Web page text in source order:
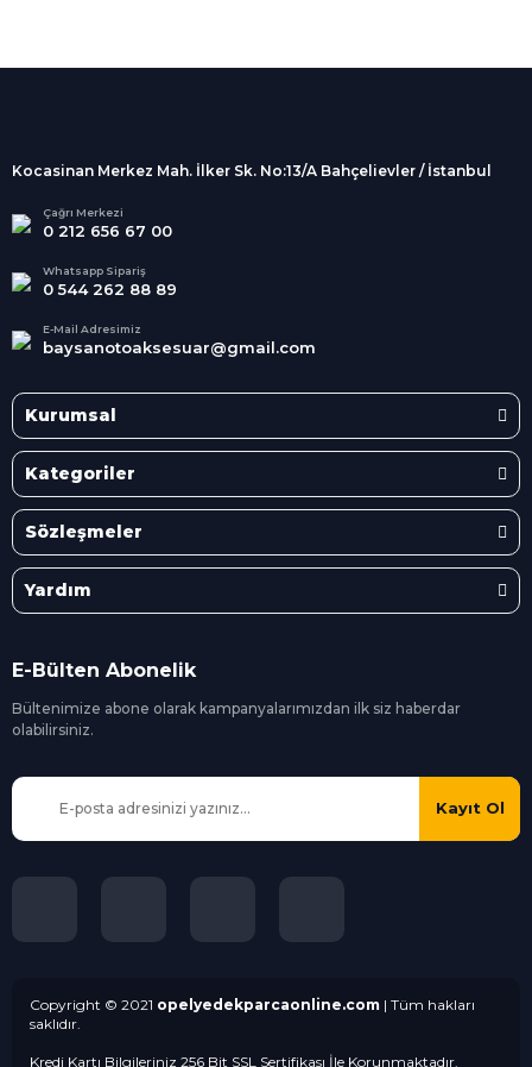
Alışveriş
kargolanmaktadır.
Tüm Kredi Kartlarına taksit
seçenekleri
Kocasinan Merkez Mah. İlker Sk. No:13/A Bahçelievler / İstanbul
Çağrı Merkezi
0 212 656 67 00
Whatsapp Sipariş
0 544 262 88 89
E-Mail Adresimiz
baysanotoaksesuar@gmail.com
Kurumsal
Kategoriler
Sözleşmeler
Yardım
E-Bülten Abonelik
Bültenimize abone olarak kampanyalarımızdan ilk siz haberdar
olabilirsiniz.
Kayıt Ol
Copyright © 2021 opelyedekparcaonline.com | Tüm hakları
saklıdır.
Kredi Kartı Bilgileriniz 256 Bit SSL Sertifikası İle Korunmaktadır.